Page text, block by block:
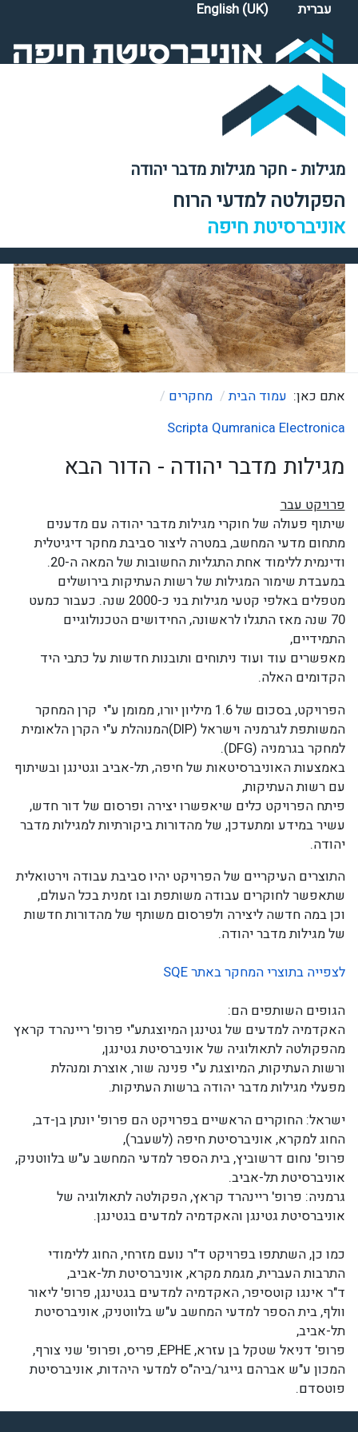
Select your language
עברית English (UK)
מגילות - חקר מגילות מדבר יהודה
הפקולטה למדעי הרוח
אוניברסיטת חיפה
אתם כאן: עמוד הבית
מחקרים
Scripta Qumranica Electronica
מגילות מדבר יהודה - הדור הבא
פרויקט עבר
שיתוף פעולה של חוקרי מגילות מדבר יהודה עם מדענים
מתחום מדעי המחשב, במטרה ליצור סביבת מחקר דיגיטלית
ודינמית ללימוד אחת התגליות החשובות של המאה ה-20.
במעבדת שימור המגילות של רשות העתיקות בירושלים
מטפלים
באלפי קטעי מגילות בני כ-2000 שנה. כעבור כמעט
70 שנה מאז התגלו לראשונה, החידושים הטכנולוגיים
התמידיים,
מאפשרים עוד ועוד ניתוחים ותובנות חדשות על כתבי היד
הקדומים האלה.
הפרויקט, בסכום של 1.6 מיליון יורו, ממומן ע"י קרן המחקר
המשותפת לגרמניה וישראל (DIP
)המנוהלת ע"י הקרן הלאומית
למחקר בגרמניה (DFG
).
באמצעות האוניברסיטאות של חיפה, תל-אביב וגטינגן ובשיתוף
עם רשות העתיקות,
פיתח הפרויקט כלים שיאפשרו יצירה ופרסום של דור חדש,
עשיר במידע ומתעדכן, של מהדורות ביקורתיות למגילות מדבר
יהודה.
התוצרים העיקריים של הפרויקט יהיו סביבת עבודה וירטואלית
שתאפשר לחוקרים עבודה משותפת ובו זמנית בכל העולם,
וכן במה חדשה ליצירה ולפרסום משותף של מהדורות חדשות
של מגילות מדבר יהודה.
לצפייה בתוצרי המחקר באתר SQE
הגופים השותפים הם:
האקדמיה למדעים של גטינגן המיוצגתע"י פרופ' ריינהרד קראץ
מהפקולטה לתאולוגיה של אוניברסיטת גטינגן,
ורשות העתיקות, המיוצגת ע"י פנינה שור, אוצרת ומנהלת
מפעלי מגילות מדבר יהודה ברשות העתיקות.
ישראל: החוקרים הראשיים בפרויקט הם פרופ' יונתן בן-דב,
החוג למקרא, אוניברסיטת חיפה (לשעבר),
פרופ' נחום דרשוביץ, בית הספר למדעי המחשב ע"ש בלווטניק,
אוניברסיטת תל-אביב.
גרמניה: פרופ' ריינהרד קראץ, הפקולטה לתאולוגיה של
אוניברסיטת גטינגן והאקדמיה למדעים בגטינגן.
כמו כן, השתתפו בפרויקט ד"ר נועם מזרחי, החוג ללימודי
התרבות העברית, מגמת מקרא, אוניברסיטת תל-אביב,
ד"ר אינגו קוטסיפר, האקדמיה למדעים בגטינגן, פרופ' ליאור
וולף, בית הספר למדעי המחשב ע"ש בלווטניק, אוניברסיטת
תל-אביב,
פרופ' דניאל שטקל בן עזרא,EPHE, פריס, ופרופ' שני צורף,
המכון ע"ש אברהם גייגר/ביה"ס למדעי היהדות, אוניברסיטת
פוטסדם.